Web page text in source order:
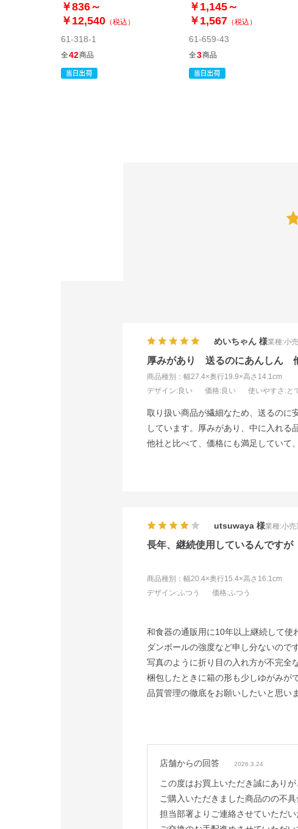
￥836～
￥12,540 （税込）
61-318-1
全42商品
￥1,145～
￥1,567 （税込）
61-659-43
全3商品
厚みがあり 送るのにあんしん
商品種別：幅27.4×奥行19.9×高さ14.1cm
デザイン:良い 価格:良い 使いやすさ :と
めいちゃん 業種:小
取り扱い商品が繊細なため、送るのに
しています。厚みがあり、中に入れる
他社と比べて、価格にも満足していて
長年、継続使用しているんですが
商品種別：幅20.4×奥行15.4×高さ16.1cm
デザイン:ふつう 価格:ふつう
utsuwaya 業種:小売
和食器の通販用に10年以上継続して使
ダンボールの強度など申し分ないので
写真のように折り目の入れ方が不完全
梱包したときに箱の形も少しゆがみが
品質管理の徹底をお願いしたいと思いま
店舗からの回答 2026.3.24
この度はお買上いただき誠にありが
ご購入いただきました商品のの不
担当部署よりご連絡させていただい